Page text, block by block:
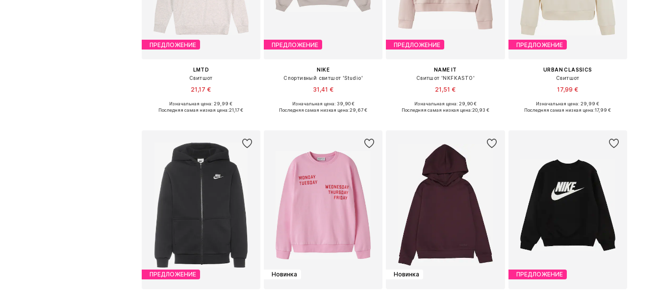
ПРЕДЛОЖЕНИЕ
LMTD
Свитшот
21,17 €
+1
Доступно множество размеров
Изначальная цена: 29,99 €
Последняя самая низкая цена:21,17 €
ПРЕДЛОЖЕНИЕ
NIKE
Спортивный свитшот 'Studio'
31,41 €
Доступно множество размеров
Изначальная цена: 39,90 €
Последняя самая низкая цена:29,67 €
ПРЕДЛОЖЕНИЕ
NAME IT
Свитшот 'NKFKASTO'
21,51 €
Доступно множество размеров
Изначальная цена: 29,90 €
Последняя самая низкая цена:20,93 €
ПРЕДЛОЖЕНИЕ
URBAN CLASSICS
Свитшот
17,99 €
Изначальная цена: 29,99 €
Последняя самая низкая цена:17,99 €
ПРЕДЛОЖЕНИЕ Новинка Новинка ПРЕДЛОЖЕНИЕ